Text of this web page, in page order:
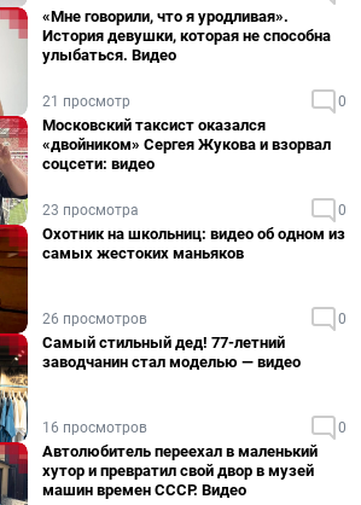
«Мне говорили, что я уродливая».
История девушки, которая не способна
улыбаться. Видео
21 просмотр 0
Московский таксист оказался
«двойником» Сергея Жукова и взорвал
соцсети: видео
23 просмотра 0
Охотник на школьниц: видео об одном из
самых жестоких маньяков
26 просмотров 0
Самый стильный дед! 77-летний
заводчанин стал моделью — видео
16 просмотров 0
Автолюбитель переехал в маленький
хутор и превратил свой двор в музей
машин времен СССР. Видео